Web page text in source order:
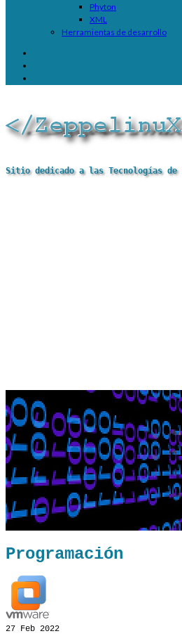
Phyton
XML
Herramientas de desarrollo
Sitio dedicado a las Tecnologías de
Programación
27 Feb 2022